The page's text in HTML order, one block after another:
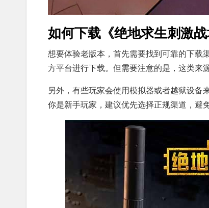
如何下载《绝地求生刺激
想要体验老版本，首先需要找到可靠的下载
方平台进行下载。但需要注意的是，这类来
另外，有些玩家会使用模拟器或者越狱设
你是新手玩家，建议优先选择正规渠道，避